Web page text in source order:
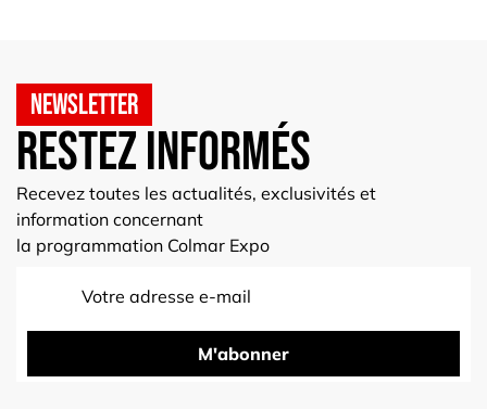
Newsletter
Restez informés
Recevez toutes les actualités, exclusivités et
information concernant
la programmation Colmar Expo
M'abonner